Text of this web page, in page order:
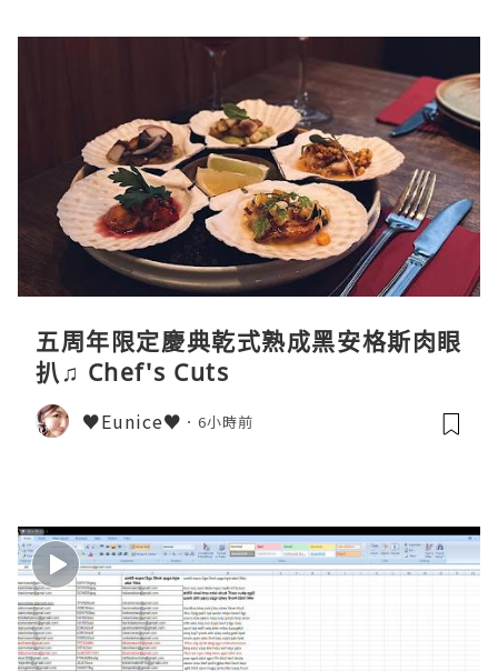
五周年限定慶典乾式熟成黑安格斯肉眼
扒♫ Chef's Cuts
♥Eunice♥ 6小時前